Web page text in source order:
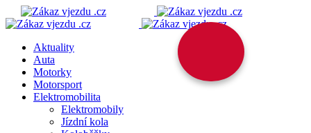
Aktuality
Auta
Motorky
Motorsport
Elektromobilita
Elektromobily
Jízdní kola